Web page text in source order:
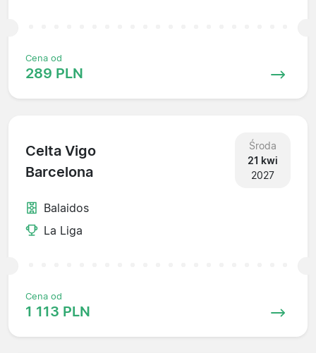
Cena od
289 PLN
Celta Vigo
Barcelona
Środa
21 kwi
2027
Balaidos
La Liga
Cena od
1 113 PLN